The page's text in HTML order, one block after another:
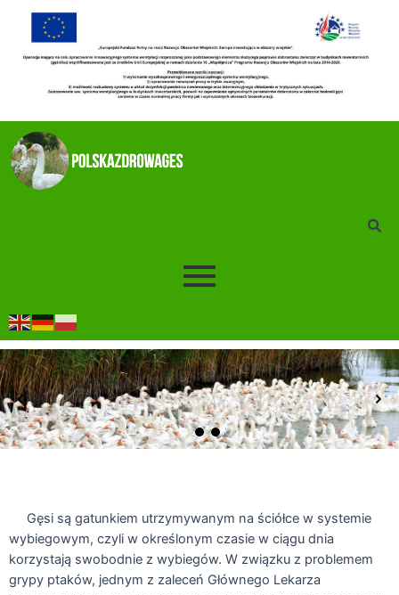
Gęsi są gatunkiem utrzymywanym na ściółce w systemie
wybiegowym, czyli w określonym czasie w ciągu dnia
korzystają swobodnie z wybiegów. W związku z problemem
grypy ptaków, jednym z zaleceń Głównego Lekarza